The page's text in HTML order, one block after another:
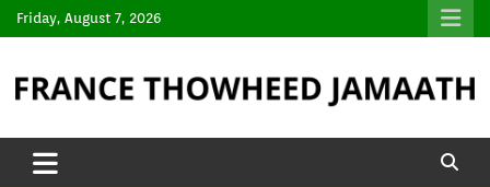
Friday, August 7, 2026